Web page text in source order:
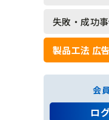
ロックボル
足場工
ロックネッ
法面工全般
アンケート結
失敗・成功
製品工法 広
会
ロ